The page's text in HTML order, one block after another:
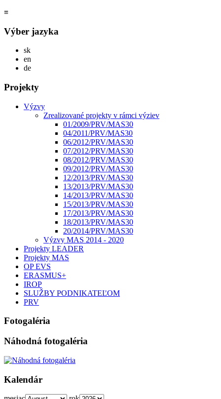
≡
Výber jazyka
skSlovensky
en
deDeutsch
Projekty
Výzvy
Zrealizované projekty v rámci výziev
01/2009/PRV/MAS30
04/2011/PRV/MAS30
06/2012/PRV/MAS30
07/2012/PRV/MAS30
08/2012/PRV/MAS30
09/2012/PRV/MAS30
12/2013/PRV/MAS30
13/2013/PRV/MAS30
14/2013/PRV/MAS30
15/2013/PRV/MAS30
17/2013/PRV/MAS30
18/2013/PRV/MAS30
20/2014/PRV/MAS30
Výzvy MAS 2014 - 2020
Projekty LEADER
Projekty MAS
OP EVS
ERASMUS+
IROP
SLUŽBY PODNIKATEĽOM
PRV
Fotogaléria
Náhodná fotogaléria
Kalendár